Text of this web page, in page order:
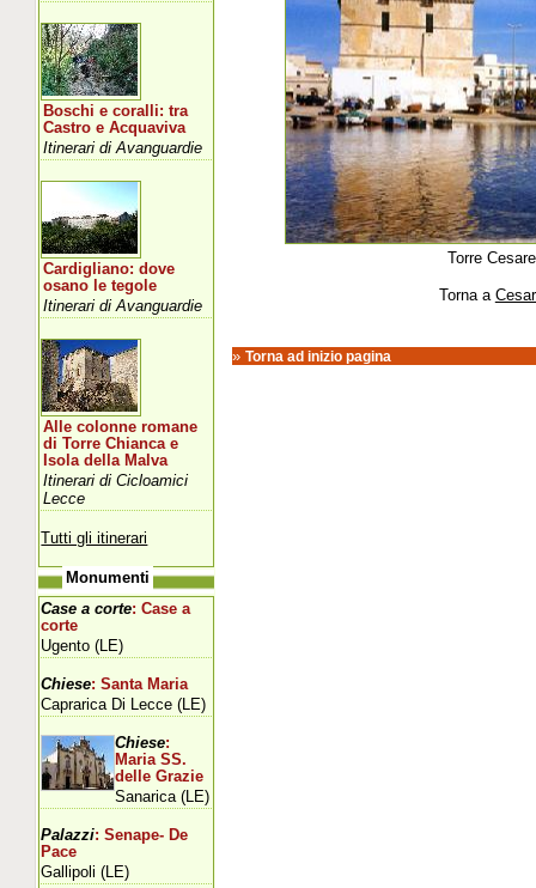
Torre
Torna a
» Torna ad inizio pagina
Boschi e coralli: tra
Castro e Acquaviva
Itinerari di Avanguardie
Cardigliano: dove
osano le tegole
Itinerari di Avanguardie
Alle colonne romane
di Torre Chianca e
Isola della Malva
Itinerari di Cicloamici
Lecce
Tutti gli itinerari
Monumenti
Case a corte: Case a
corte
Ugento (LE)
Chiese: Santa Maria
Caprarica Di Lecce (LE)
Chiese:
Maria SS.
delle Grazie
Sanarica (LE)
Palazzi: Senape- De
Pace
Gallipoli (LE)